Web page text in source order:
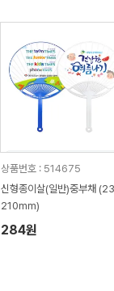
상품번호 : 514675
신형종이살(일반)중부채
210mm)
284원